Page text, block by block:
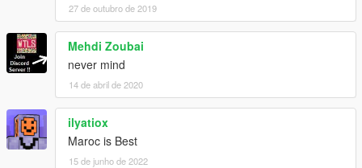
27 de outubro de 2019
Mehdi Zoubai
never mind
14 de abril de 2020
ilyatiox
Maroc is Best
15 de junho de 2022